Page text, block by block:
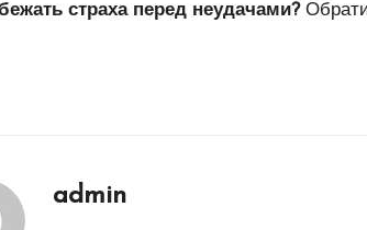
страха перед неудачами?
admin